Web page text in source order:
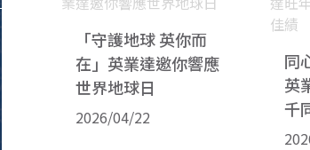
「守護地球 英你而
在」英業達邀你響應
世界地球日
2026/04/22
同
英
千